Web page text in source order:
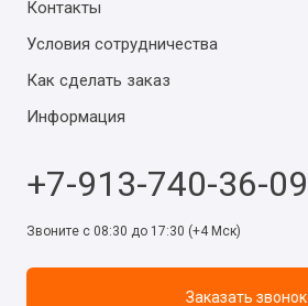
Контакты
Условия сотрудничества
Как сделать заказ
Информация
+7-913-740-36-09
Звоните с 08:30 до 17:30 (+4 Мск)
Заказать звонок